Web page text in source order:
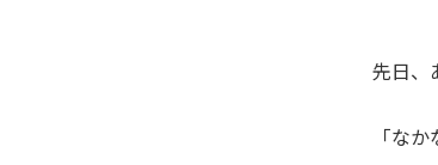
先日、
「な